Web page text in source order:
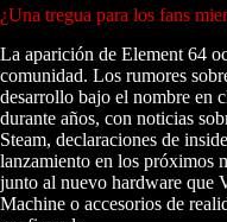
¿Una tregua para los fans
La aparición de Element 64
comunidad. Los rumores
desarrollo bajo el nombre en
durante años, con noticias
Steam, declaraciones de
lanzamiento en los próximos
junto al nuevo hardware que
Machine o accesorios de